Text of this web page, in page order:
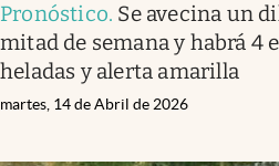
Pronóstico. Se avecina un
mitad de semana y habrá 4
heladas y alerta amarilla
martes, 14 de Abril de 2026